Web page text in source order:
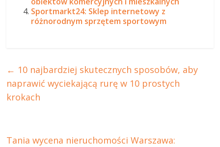
Sportmarkt24: Sklep internetowy z
różnorodnym sprzętem sportowym
← 10 najbardziej skutecznych sposobów, aby
naprawić wyciekającą rurę w 10 prostych
krokach
Tania wycena nieruchomości Warszawa: